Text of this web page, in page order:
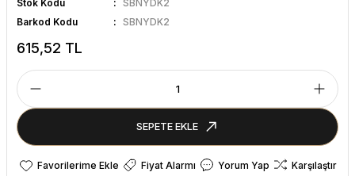
Stok Kodu
SBNYDK2
Barkod Kodu
SBNYDK2
615,52 TL
SEPETE EKLE
Fiyat Alarmı Yorum Yap
Karşılaştır